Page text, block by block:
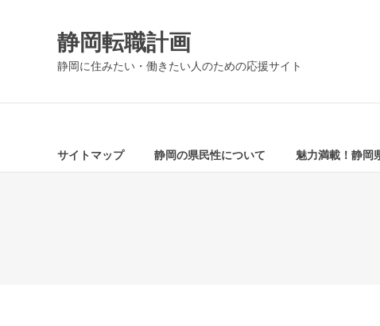
へ
プ
静岡転職計画
静岡に住みたい・働きたい人のための応援サイト
サイトマップ 静岡の県民性について 魅力満載！静岡